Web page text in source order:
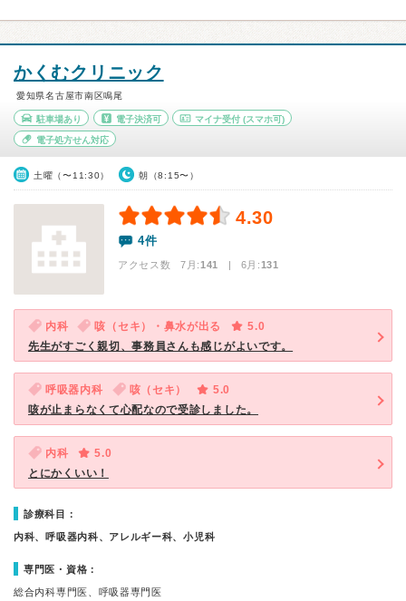
かくむクリニック
愛知県名古屋市南区鳴尾
駐車場あり 電子決済可 マイナ受付 (スマホ可)
電子処方せん対応
土曜（〜11:30） 朝（8:15〜）
4.30
4件
アクセス数 7月:141 | 6月:131
内科 咳（セキ）・鼻水が出る
5.0
先生がすごく親切、事務員さんも感じがよいです。
呼吸器内科 咳（セキ）
5.0
咳が止まらなくて心配なので受診しました。
内科
5.0
とにかくいい！
診療科目：
内科、呼吸器内科、アレルギー科、小児科
専門医・資格：
総合内科専門医、呼吸器専門医